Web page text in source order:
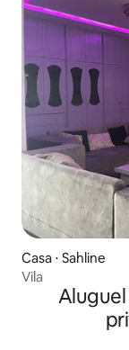
Casa ⋅ Sahline
Vila